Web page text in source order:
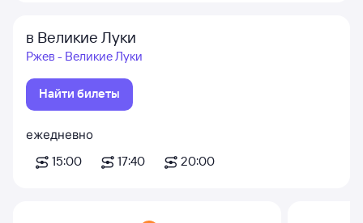
в Великие Луки
Ржев - Великие Луки
Найти билеты
ежедневно
15:00
17:40 20:00